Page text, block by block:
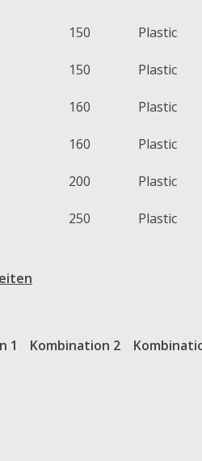
150 Plastic
150 Plastic
160 Plastic
160 Plastic
200 Plastic
250 Plastic
1 Kombination 2